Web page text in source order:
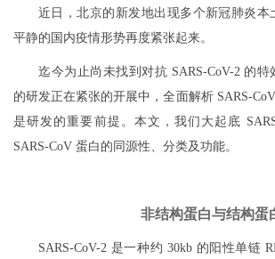
近日，北京的新发地出现多个新冠肺炎本
平静的国内疫情形势再度紧张起来。
迄今为止尚未找到对抗 SARS-CoV-2 的
的研发正在紧张的开展中，全面解析 SARS-
是研发的重要前提。本文，我们大起底
SARS-CoV 蛋白的同源性、分类及功能。
非结构蛋白与结构蛋
SARS-CoV-2 是一种约 30kb 的阳性单链